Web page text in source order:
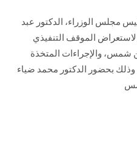
مجلس الوزراء، الدكتور عبد
لاستعراض الموقف التنفيذي
شمس، والإجراءات المتخذة
وذلك بحضور الدكتور محمد ضياء